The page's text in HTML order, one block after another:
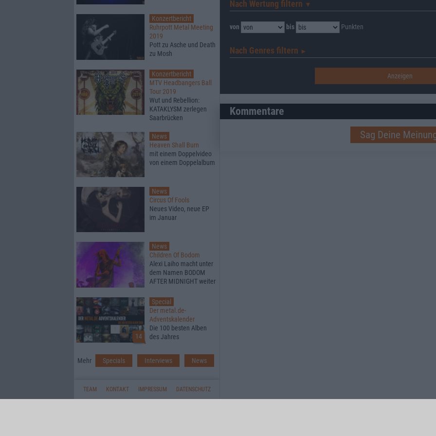
Nach Wertung filtern ▼︎
von bis Punkten
Nach Genres filtern ►︎
Kommentare
Sag Deine
Konzertbericht
Ruhrpott Metal Meeting
2019
Pott zu Asche und Death
zu Mosh
Konzertbericht
MTV Headbangers Ball
Tour 2019
Wut und Rebellion:
KATAKLYSM zerlegen
Saarbrücken
News
Heaven Shall Burn
mit einem Doppelvideo
von einem Doppelalbum
News
Circus Of Fools
Neues Video, neue EP
im Januar
News
Children Of Bodom
Alexi Laiho macht unter
dem Namen BODOM
AFTER MIDNIGHT weiter
14
Special
Der metal.de-
Adventskalender
Die 100 besten Alben
des Jahres
Mehr Specials Interviews News
TEAM KONTAKT IMPRESSUM DATENSCHUTZ